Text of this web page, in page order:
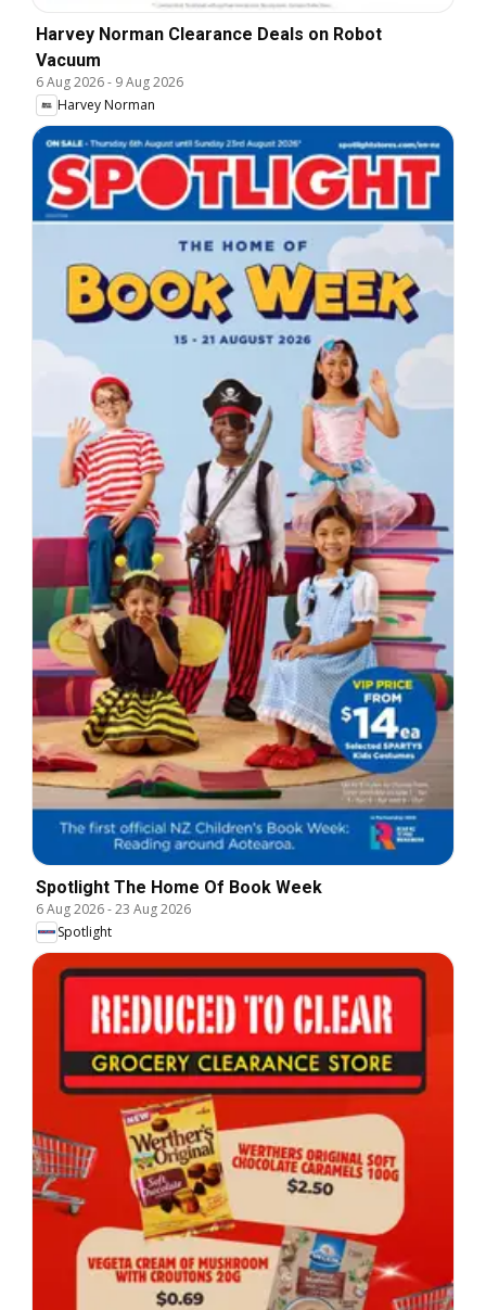
Harvey Norman Clearance Deals on Robot
Vacuum
6 Aug 2026- 9 Aug 2026
Harvey Norman
Spotlight The Home Of Book Week
6 Aug 2026-23 Aug 2026
Spotlight